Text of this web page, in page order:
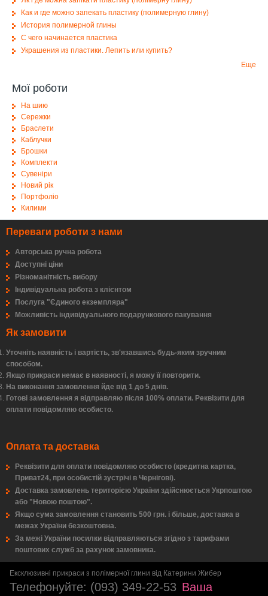
Как и где можно запекать пластику (полимерную глину)
История полимерной глины
С чего начинается пластика
Украшения из пластики. Лепить или купить?
Еще
Мої роботи
На шию
Сережки
Браслети
Каблучки
Брошки
Комплекти
Сувеніри
Новий рік
Портфоліо
Килими
Переваги роботи з нами
Авторська ручна робота
Доступні ціни
Різноманітність вибору
Індивідуальна робота з клієнтом
Послуга "Єдиного екземпляра"
Можливість індивідуального подарункового пакування
Як замовити
Уточніть наявність і вартість, зв'язавшись будь-яким зручним
способом.
Якщо прикраси немає в наявності, я можу її повторити.
На виконання замовлення йде від 1 до 5 днів.
Готові замовлення я відправляю після 100% оплати. Реквізити для
оплати повідомляю особисто.
Оплата та доставка
Реквізити для оплати повідомляю особисто (кредитна картка,
Приват24, при особистій зустрічі в Чернігові).
Доставка замовлень територією України здійснюється Укрпоштою
або "Новою поштою".
Якщо сума замовлення становить 500 грн. і більше, доставка в
межах України безкоштовна.
За межі України посилки відправляються згідно з тарифами
поштових служб за рахунок замовника.
Ексклюзивні прикраси з полімерної глини від Катерини Жибер
Телефонуйте: (093) 349-22-53 Ваша